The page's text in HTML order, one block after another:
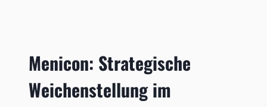
Menicon: Strategische
Weichenstellung im